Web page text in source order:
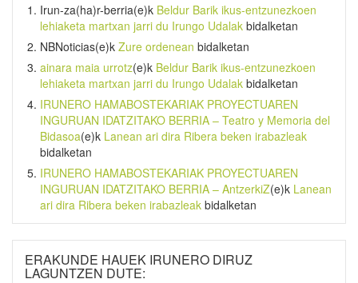
Irun-za(ha)r-berria(e)k Beldur Barik ikus-entzunezkoen
lehiaketa martxan jarri du Irungo Udalak bidalketan
NBNoticias(e)k Zure ordenean bidalketan
ainara maia urrotz(e)k Beldur Barik ikus-entzunezkoen
lehiaketa martxan jarri du Irungo Udalak bidalketan
IRUNERO HAMABOSTEKARIAK PROYECTUAREN
INGURUAN IDATZITAKO BERRIA – Teatro y Memoria del
Bidasoa(e)k Lanean ari dira Ribera beken irabazleak
bidalketan
IRUNERO HAMABOSTEKARIAK PROYECTUAREN
INGURUAN IDATZITAKO BERRIA – AntzerkiZ(e)k Lanean
ari dira Ribera beken irabazleak bidalketan
ERAKUNDE HAUEK IRUNERO DIRUZ
LAGUNTZEN DUTE: